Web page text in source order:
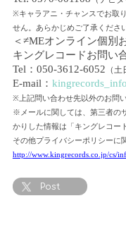
※キャラアニ・チャンスでお取
せん。あらかじめご了承くださ
＜≠MEオンライン個別
キングレコードお問い
Tel ： 050-3612-6052 （
E-mail ：
※上記問い合わせ先以外のお問
※ メールに関しては、第三者の
かりした情報は「キングレコー
その他プライバシーポリシーに
http://www.kingrecords.co.jp/cs/
Post